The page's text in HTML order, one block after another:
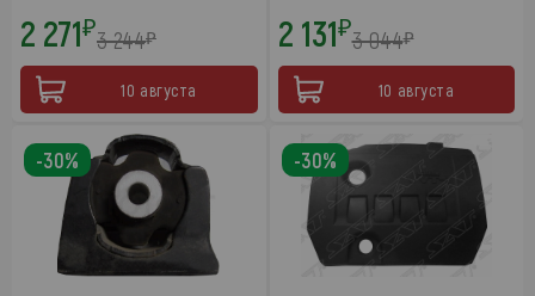
2 271₽3 244₽
10 августа
2 131₽3 044₽
10 августа
-30% -30%